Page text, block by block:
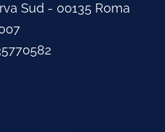
Sud - 00135 Roma